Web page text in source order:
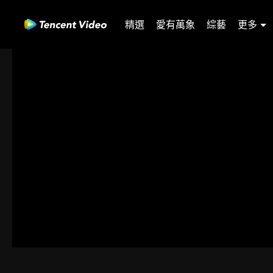
精選 愛有萬象 綜藝 更多